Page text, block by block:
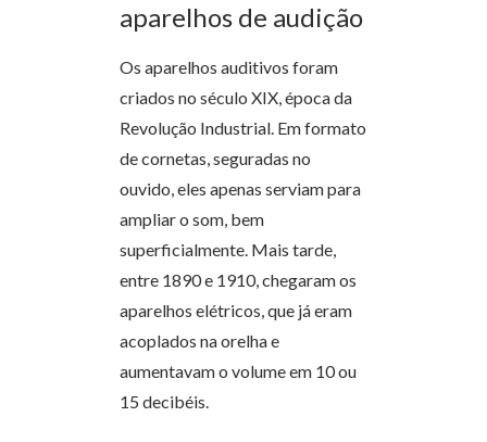
aparelhos de audição
Os aparelhos auditivos foram
criados no século XIX, época da
Revolução Industrial. Em formato
de cornetas, seguradas no
ouvido, eles apenas serviam para
ampliar o som, bem
superficialmente. Mais tarde,
entre 1890 e 1910, chegaram os
aparelhos elétricos, que já eram
acoplados na orelha e
aumentavam o volume em 10 ou
15 decibéis.